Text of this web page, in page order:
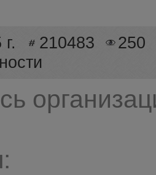
210483
250